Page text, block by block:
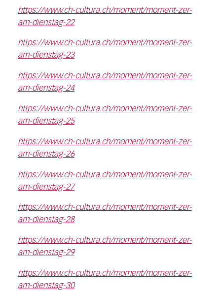
https://www.ch-cultura.ch/moment/moment-zer-
am-dienstag-22
https://www.ch-cultura.ch/moment/moment-zer-
am-dienstag-23
https://www.ch-cultura.ch/moment/moment-zer-
am-dienstag-24
https://www.ch-cultura.ch/moment/moment-zer-
am-dienstag-25
https://www.ch-cultura.ch/moment/moment-zer-
am-dienstag-26
https://www.ch-cultura.ch/moment/moment-zer-
am-dienstag-27
https://www.ch-cultura.ch/moment/moment-zer-
am-dienstag-28
https://www.ch-cultura.ch/moment/moment-zer-
am-dienstag-29
https://www.ch-cultura.ch/moment/moment-zer-
am-dienstag-30